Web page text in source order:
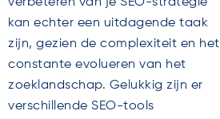
kan echter een uitdagende taak
zijn, gezien de complexiteit en het
constante evolueren van het
zoeklandschap. Gelukkig zijn er
verschillende SEO-tools